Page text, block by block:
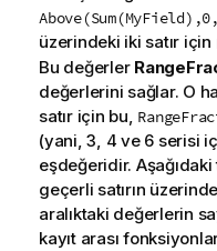
üzerindeki iki satır için
Bu değerler
değerlerini sağlar. O
satır için bu,
(yani, 3, 4 ve 6 serisi
eşdeğeridir.
geçerli satırın
aralıktaki değerlerin
kayıt arası